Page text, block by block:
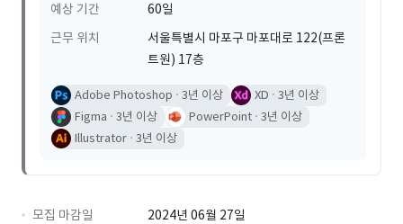
예상 기간
60일
근무 위치
서울특별시 마포구 마포대로 122(프론
트원) 17층
Adobe Photoshop 3년 이상 XD
3년 이상
Figma
3년 이상 PowerPoint 3년 이상
Illustrator 3년 이상
모집 마감일
2024년 06월 27일